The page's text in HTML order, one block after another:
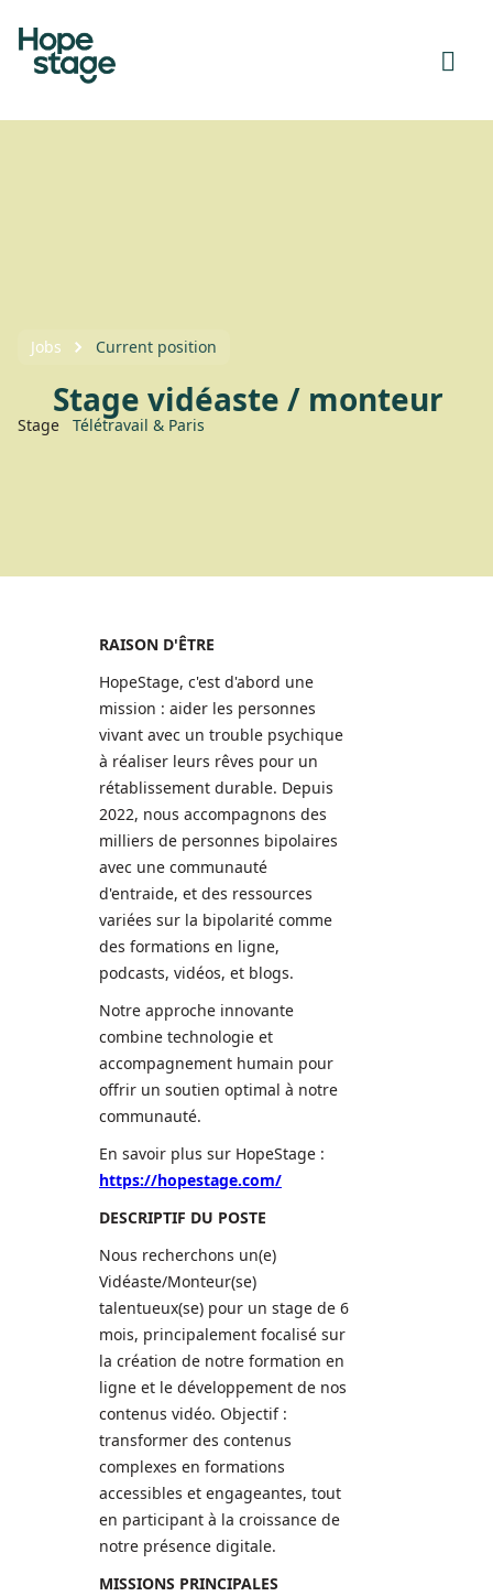
Jobs Current position
Stage vidéaste / monteur
Stage Télétravail & Paris
RAISON D'ÊTRE
HopeStage, c'est d'abord une
mission : aider les personnes
vivant avec un trouble psychique
à réaliser leurs rêves pour un
rétablissement durable. Depuis
2022, nous accompagnons des
milliers de personnes bipolaires
avec une communauté
d'entraide, et des ressources
variées sur la bipolarité comme
des formations en ligne,
podcasts, vidéos, et blogs.
Notre approche innovante
combine technologie et
accompagnement humain pour
offrir un soutien optimal à notre
communauté.
En savoir plus sur HopeStage :
https://hopestage.com/
DESCRIPTIF DU POSTE
Nous recherchons un(e)
Vidéaste/Monteur(se)
talentueux(se) pour un stage de 6
mois, principalement focalisé sur
la création de notre formation en
ligne et le développement de nos
contenus vidéo. Objectif :
transformer des contenus
complexes en formations
accessibles et engageantes, tout
en participant à la croissance de
notre présence digitale.
MISSIONS PRINCIPALES